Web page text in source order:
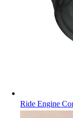
Ride Engine